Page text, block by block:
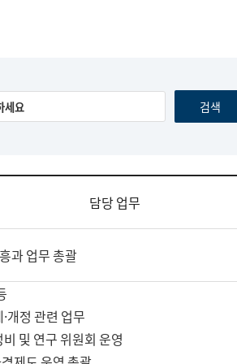
담당 업무
과 업무 총괄
개정 관련 업무
및 연구 위원회 운영